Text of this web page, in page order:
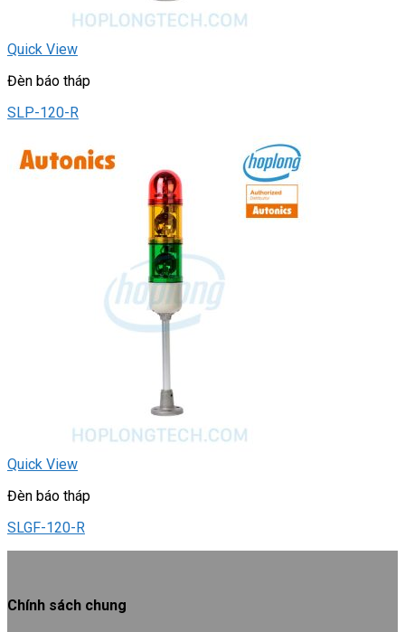
Quick View
Đèn báo tháp
SLP-120-R
Quick View
Đèn báo tháp
SLGF-120-R
Chính sách chung